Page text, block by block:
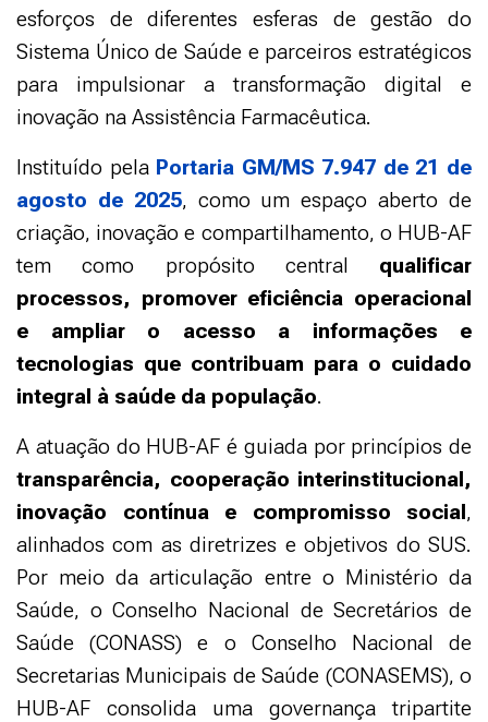
esforços de diferentes esferas de gestão do
Sistema Único de Saúde e parceiros estratégicos
para impulsionar a transformação digital e
inovação na Assistência Farmacêutica.
Instituído pela Portaria GM/MS 7.947 de 21 de
agosto de 2025, como um espaço aberto de
criação, inovação e compartilhamento, o HUB-AF
tem como propósito central qualificar
processos, promover eficiência operacional
e ampliar o acesso a informações e
tecnologias que contribuam para o cuidado
integral à saúde da população.
A atuação do HUB-AF é guiada por princípios de
transparência, cooperação interinstitucional,
inovação contínua e compromisso social,
alinhados com as diretrizes e objetivos do SUS.
Por meio da articulação entre o Ministério da
Saúde, o Conselho Nacional de Secretários de
Saúde (CONASS) e o Conselho Nacional de
Secretarias Municipais de Saúde (CONASEMS), o
HUB-AF consolida uma governança tripartite